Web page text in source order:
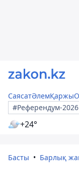
СаясатӘлемҚаржы
#Референдум-2026
+24°
Басты Барлық